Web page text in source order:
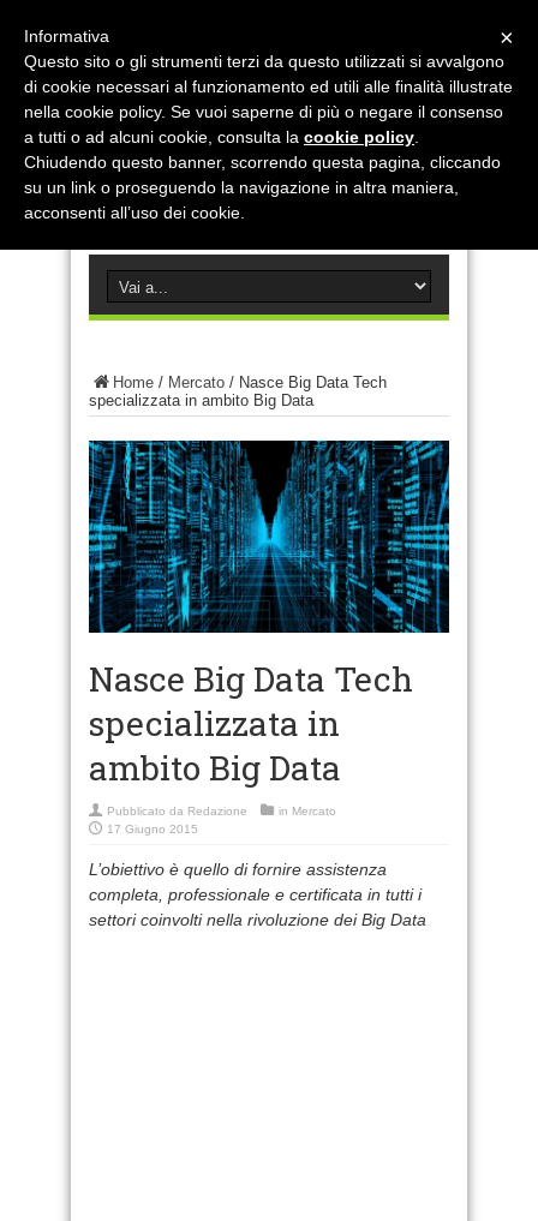
Home / Mercato / Nasce Big Data Tech
specializzata in ambito Big Data
Nasce Big Data Tech
specializzata in
ambito Big Data
Pubblicato da Redazione in Mercato
17 Giugno 2015
L’obiettivo è quello di fornire assistenza
completa, professionale e certificata in tutti i
settori coinvolti nella rivoluzione dei Big Data
×
Informativa
Questo sito o gli strumenti terzi da questo utilizzati si avvalgono
di cookie necessari al funzionamento ed utili alle finalità illustrate
nella cookie policy. Se vuoi saperne di più o negare il consenso
a tutti o ad alcuni cookie, consulta la cookie policy
Chiudendo questo banner, scorrendo questa pagina, cliccando
su un link o proseguendo la navigazione in altra maniera,
acconsenti all’uso dei cookie.